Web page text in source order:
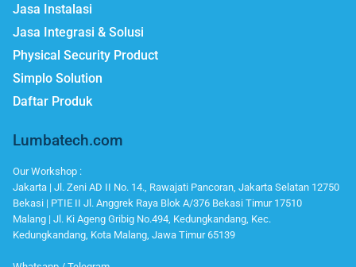
Jasa Instalasi
Jasa Integrasi & Solusi
Physical Security Product
Simplo Solution
Daftar Produk
Lumbatech.com
Our Workshop :
Jakarta | Jl. Zeni AD II No. 14., Rawajati Pancoran, Jakarta Selatan 12750
Bekasi | PTIE II Jl. Anggrek Raya Blok A/376 Bekasi Timur 17510
Malang | Jl. Ki Ageng Gribig No.494, Kedungkandang, Kec.
Kedungkandang, Kota Malang, Jawa Timur 65139